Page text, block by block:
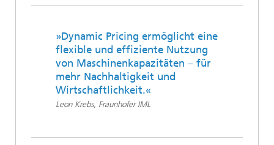
»Dynamic Pricing ermöglicht eine
flexible und effiziente Nutzung
von Maschinenkapazitäten – für
mehr Nachhaltigkeit und
Wirtschaftlichkeit.«
Leon Krebs, Fraunhofer IML